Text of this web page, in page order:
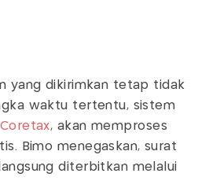
yang dikirimkan tetap tidak
waktu tertentu, sistem
Coretax, akan memproses
Bimo menegaskan, surat
diterbitkan melalui